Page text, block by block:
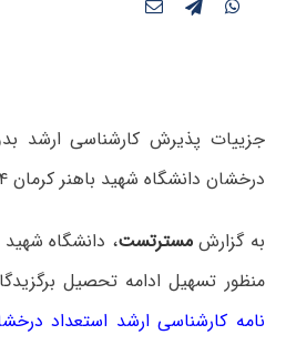
جزییات پذیرش کارشناسی ارشد
درخشان دانشگاه شهید باهنر کرمان ۱۴۰۴ اعلام شد.
به گزارشمسترتست، دانشگاه شهید
منظور تسهیل ادامه تحصیل
نامه کارشناسی ارشد استعداد